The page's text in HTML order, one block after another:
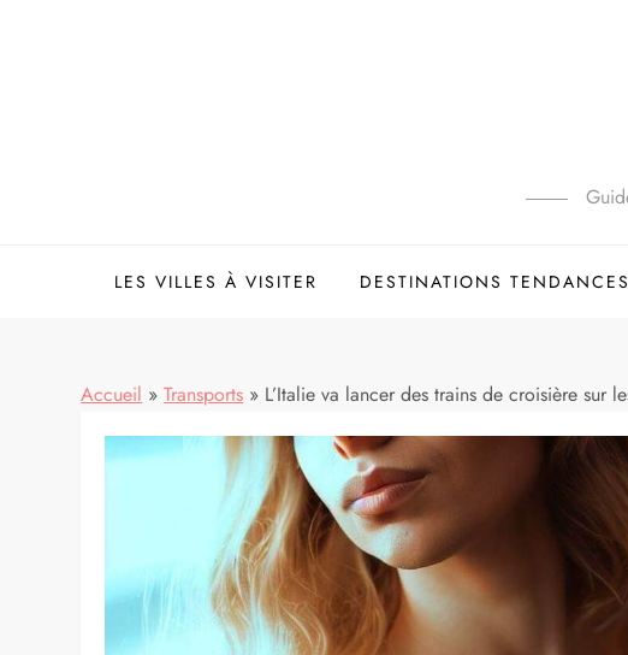
LES VILLES À VISITER DESTINATIONS TENDANCES
Accueil » Transports » L’Italie va lancer des trains de croisière sur